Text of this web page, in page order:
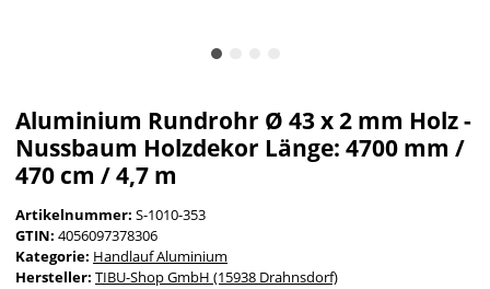
Aluminium Rundrohr Ø 43 x 2 mm Holz -
Nussbaum Holzdekor Länge: 4700 mm /
470 cm / 4,7 m
Artikelnummer: S-1010-353
GTIN: 4056097378306
Kategorie: Handlauf Aluminium
Hersteller: TIBU-Shop GmbH (15938 Drahnsdorf)